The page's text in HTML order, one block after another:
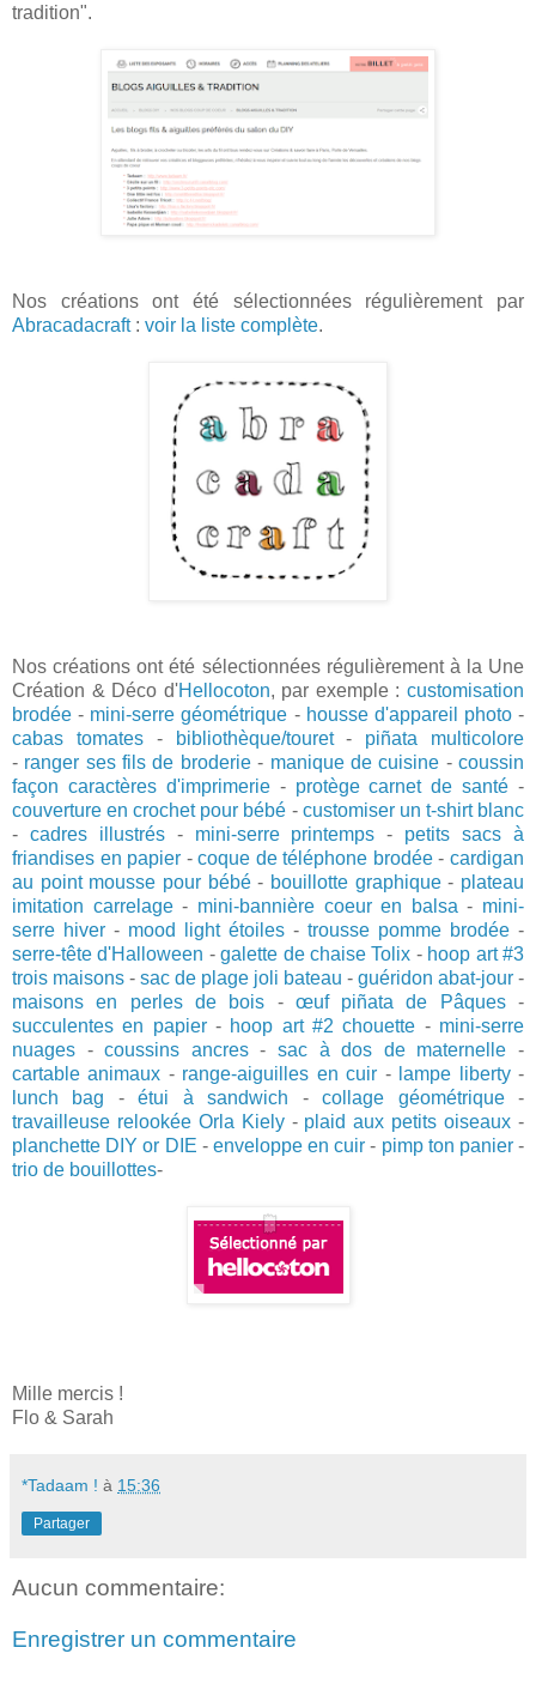
tradition".
Nos créations ont été sélectionnées régulièrement par
Abracadacraft: voir la liste complète.
Nos créations ont été sélectionnées régulièrement à la Une
Création & Déco d'Hellocoton, par exemple :customisation
brodée - mini-serre géométrique - housse d'appareil photo-
cabas tomates- bibliothèque/touret- piñata multicolore
- ranger ses fils de broderie- manique de cuisine -coussin
façon caractères d'imprimerie - protège carnet de santé -
couverture en crochet pour bébé - customiser un t-shirt blanc
- cadres illustrés- mini-serre printemps - petits sacs à
friandises en papier -coque de téléphone brodée-cardigan
au point mousse pour bébé- bouillotte graphique- plateau
imitation carrelage- mini-bannière coeur en balsa - mini-
serre hiver - mood light étoiles - trousse pomme brodée -
serre-tête d'Halloween -galette de chaise Tolix - hoop art #3
trois maisons - sac de plage joli bateau - guéridon abat-jour -
maisons en perles de bois - œuf piñata de Pâques-
succulentes en papier- hoop art #2 chouette - mini-serre
nuages -coussins ancres-sac à dos de maternelle -
cartable animaux - range-aiguilles en cuir - lampe liberty-
lunch bag -étui à sandwich -collage géométrique-
travailleuse relookée Orla Kiely- plaid aux petits oiseaux -
planchette DIY or DIE - enveloppe en cuir - pimp ton panier-
trio de bouillottes-
Mille mercis !
Flo & Sarah
*Tadaam ! à 15:36
Partager
Aucun commentaire:
Enregistrer un commentaire